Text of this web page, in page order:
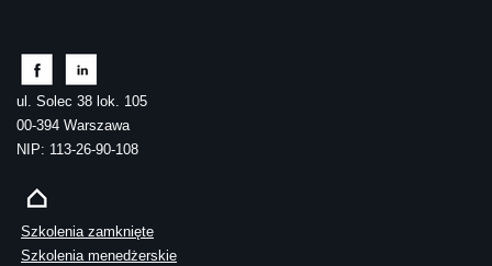
ul. Solec 38 lok. 105
00-394 Warszawa
NIP: 113-26-90-108
Szkolenia zamknięte
Szkolenia menedżerskie